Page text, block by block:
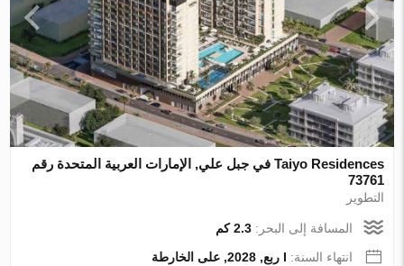
Taiyo Residences في جبل علي, الإمارات العربية المتحدة رقم
73761
التطوير
المسافة إلى البحر:2.3 كم
انتهاء السنة: I ربع, 2028, على الخارطة